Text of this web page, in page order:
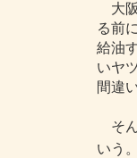
大阪
る前
給油
いヤ
間違
そん
いう。